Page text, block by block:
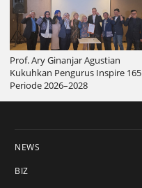
Prof. Ary Ginanjar Agustian
Kukuhkan Pengurus Inspire 165
Periode 2026–2028
NEWS
BIZ